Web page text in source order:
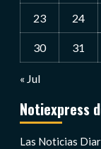
23 24
30 31
« Jul
Notiexpress
Las Noticias